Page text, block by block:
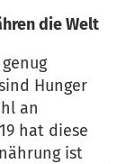
die Welt
Hunger
an
hat diese
ist